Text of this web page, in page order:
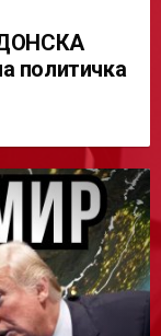
политичка